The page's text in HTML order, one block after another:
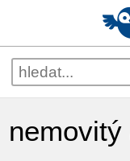
nemovitý